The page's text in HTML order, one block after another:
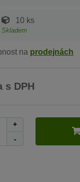
10 ks
Skladem
na prodejnách
s DPH
+
-